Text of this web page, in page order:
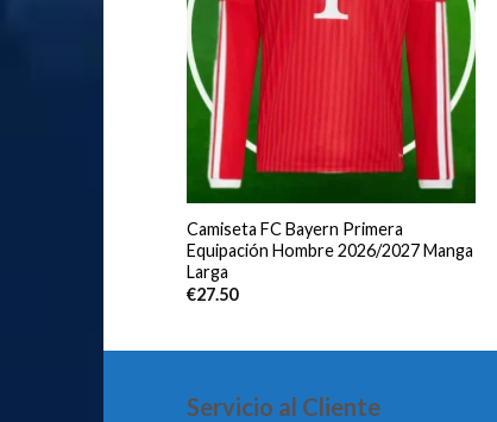
Camiseta FC Bayern Primera
Equipación Hombre 2026/2027 Manga
Larga
€27.50
Servicio al Cliente